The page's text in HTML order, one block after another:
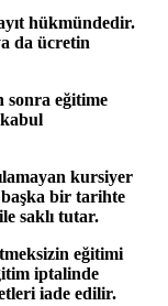
hükmündedir.
da ücretin
sonra eğitime
kursiyer
başka bir tarihte
saklı tutar.
eğitimi
iptalinde
iade edilir.